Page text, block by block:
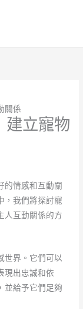
關係
建立寵物
的情感和互動關
，我們將探討寵
人互動關係的方
世界。它們可以
現出忠誠和依
並給予它們足夠